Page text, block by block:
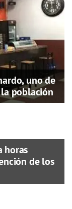
uno de
población
horas
de los